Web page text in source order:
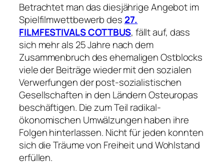
Betrachtet man das diesjährige Angebot im
Spielfilmwettbewerb des 27.
FILMFESTIVALS COTTBUS, fällt auf, dass
sich mehr als 25 Jahre nach dem
Zusammenbruch des ehemaligen Ostblocks
viele der Beiträge wieder mit den sozialen
Verwerfungen der post-sozialistischen
Gesellschaften in den Ländern Osteuropas
beschäftigen. Die zum Teil radikal-
ökonomischen Umwälzungen haben ihre
Folgen hinterlassen. Nicht für jeden konnten
sich die Träume von Freiheit und Wohlstand
erfüllen.